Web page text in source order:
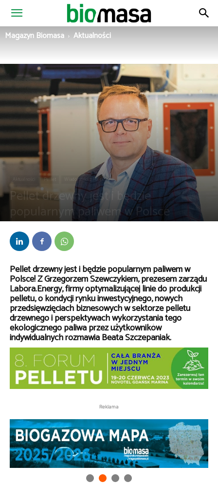
Magazyn
Magazyn Biomasa Aktualności
Pellet Wiadomości z Polski
Pellet drzewny jest i będzie
popularnym paliwem w Polsce
Pellet drzewny jest i będzie popularnym paliwem w
Polsce! Z Grzegorzem Szewczykiem, prezesem zarządu
Labora.Energy, firmy optymalizującej linie do produkcji
pelletu, o kondycji rynku inwestycyjnego, nowych
przedsięwzięciach biznesowych w sektorze pelletu
drzewnego i perspektywach wykorzystania tego
ekologicznego paliwa przez użytkowników
indywidualnych rozmawia Beata Szczepaniak.
Reklama